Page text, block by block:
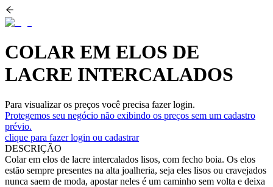
COLAR EM ELOS DE
LACRE INTERCALADOS
Para visualizar os preços você precisa fazer login.
Protegemos seu negócio não exibindo os preços sem um cadastro
prévio.
clique para fazer login ou cadastrar
DESCRIÇÃO
Colar em elos de lacre intercalados lisos, com fecho boia. Os elos
estão sempre presentes na alta joalheria, seja eles lisos ou cravejados
nunca saem de moda, apostar neles é um caminho sem volta e deixa